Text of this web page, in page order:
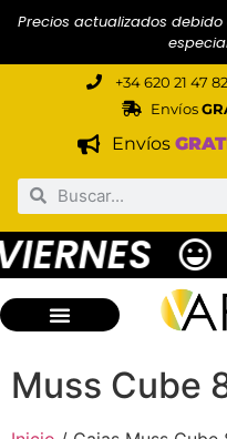
Precios actualizados
+34 620 21 47 82
Envíos
Envíos
Muss Cube